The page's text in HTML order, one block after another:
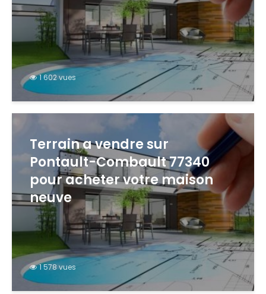
1 602 vues
Terrain a vendre sur
Pontault-Combault 77340
pour acheter votre maison
neuve
1 578 vues